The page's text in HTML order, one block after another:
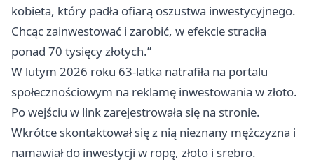
kobieta, który padła ofiarą oszustwa inwestycyjnego.
Chcąc zainwestować i zarobić, w efekcie straciła
ponad 70 tysięcy złotych.”
W lutym 2026 roku 63-latka natrafiła na portalu
społecznościowym na reklamę inwestowania w złoto.
Po wejściu w link zarejestrowała się na stronie.
Wkrótce skontaktował się z nią nieznany mężczyzna i
namawiał do inwestycji w ropę, złoto i srebro.